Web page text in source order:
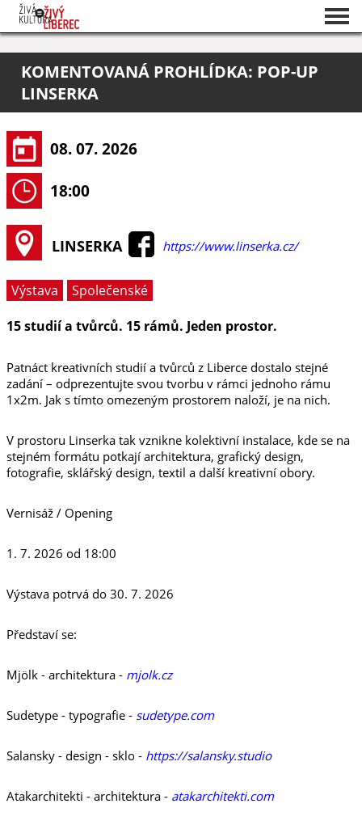
O projektu
Pořadatelé
KOMENTOVANÁ PROHLÍDKA: POP-UP
LINSERKA
08. 07. 2026
18:00
LINSERKA https://www.linserka.cz/
Výstava
Společenské
15 studií a tvůrců. 15 rámů. Jeden prostor.
Patnáct kreativních studií a tvůrců z Liberce dostalo stejné
zadání – odprezentujte svou tvorbu v rámci jednoho rámu
1x2m. Jak s tímto omezeným prostorem naloží, je na nich.
V prostoru Linserka tak vznikne kolektivní instalace, kde se na
stejném formátu potkají architektura, grafický design,
fotografie, sklářský design, textil a další kreativní obory.
Vernisáž / Opening
1. 7. 2026 od 18:00
Výstava potrvá do 30. 7. 2026
Představí se:
Mjölk - architektura - mjolk.cz
Sudetype - typografie - sudetype.com
Salansky - design - sklo - https://salansky.studio
Atakarchitekti - architektura - atakarchitekti.com